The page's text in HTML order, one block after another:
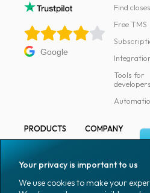
Google
Find
Free TMS
Tools for
developers
PRODUCTS
Marking
Packaging
COMPANY
Media
Coworkers
Your privacy is important to us
We use cookies to make your